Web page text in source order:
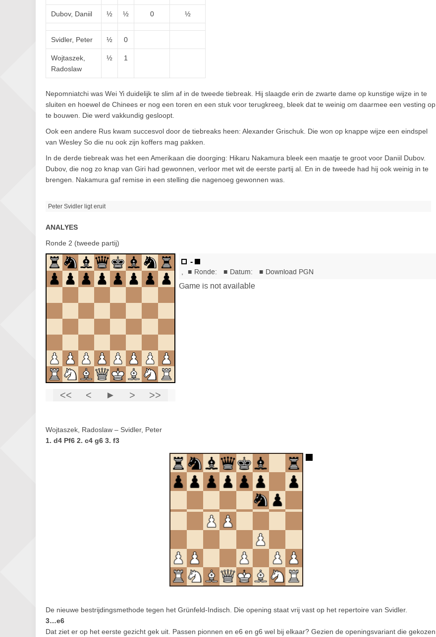
Dubov, Daniil ½ ½ 0 ½
Svidler, Peter ½ 0
Wojtaszek,
Radoslaw
½ 1
Nepomniatchi was Wei Yi duidelijk te slim af in de tweede tiebreak. Hij slaagde erin de zwarte dame op kunstige wijze in te
sluiten en hoewel de Chinees er nog een toren en een stuk voor terugkreeg, bleek dat te weinig om daarmee een vesting op
te bouwen. Die werd vakkundig gesloopt.
Ook een andere Rus kwam succesvol door de tiebreaks heen: Alexander Grischuk. Die won op knappe wijze een eindspel
van Wesley So die nu ook zijn koffers mag pakken.
In de derde tiebreak was het een Amerikaan die doorging: Hikaru Nakamura bleek een maatje te groot voor Daniil Dubov.
Dubov, die nog zo knap van Giri had gewonnen, verloor met wit de eerste partij al. En in de tweede had hij ook weinig in te
brengen. Nakamura gaf remise in een stelling die nagenoeg gewonnen was.
Peter Svidler ligt eruit
ANALYES
Ronde 2 (tweede partij)
Wojtaszek, Radoslaw – Svidler, Peter
1. d4 Pf6 2. c4 g6 3. f3
De nieuwe bestrijdingsmethode tegen het Grünfeld-Indisch. Die opening staat vrij vast op het repertoire van Svidler.
3…e6
Dat ziet er op het eerste gezicht gek uit. Passen pionnen en e6 en g6 wel bij elkaar? Gezien de openingsvariant die gekozen